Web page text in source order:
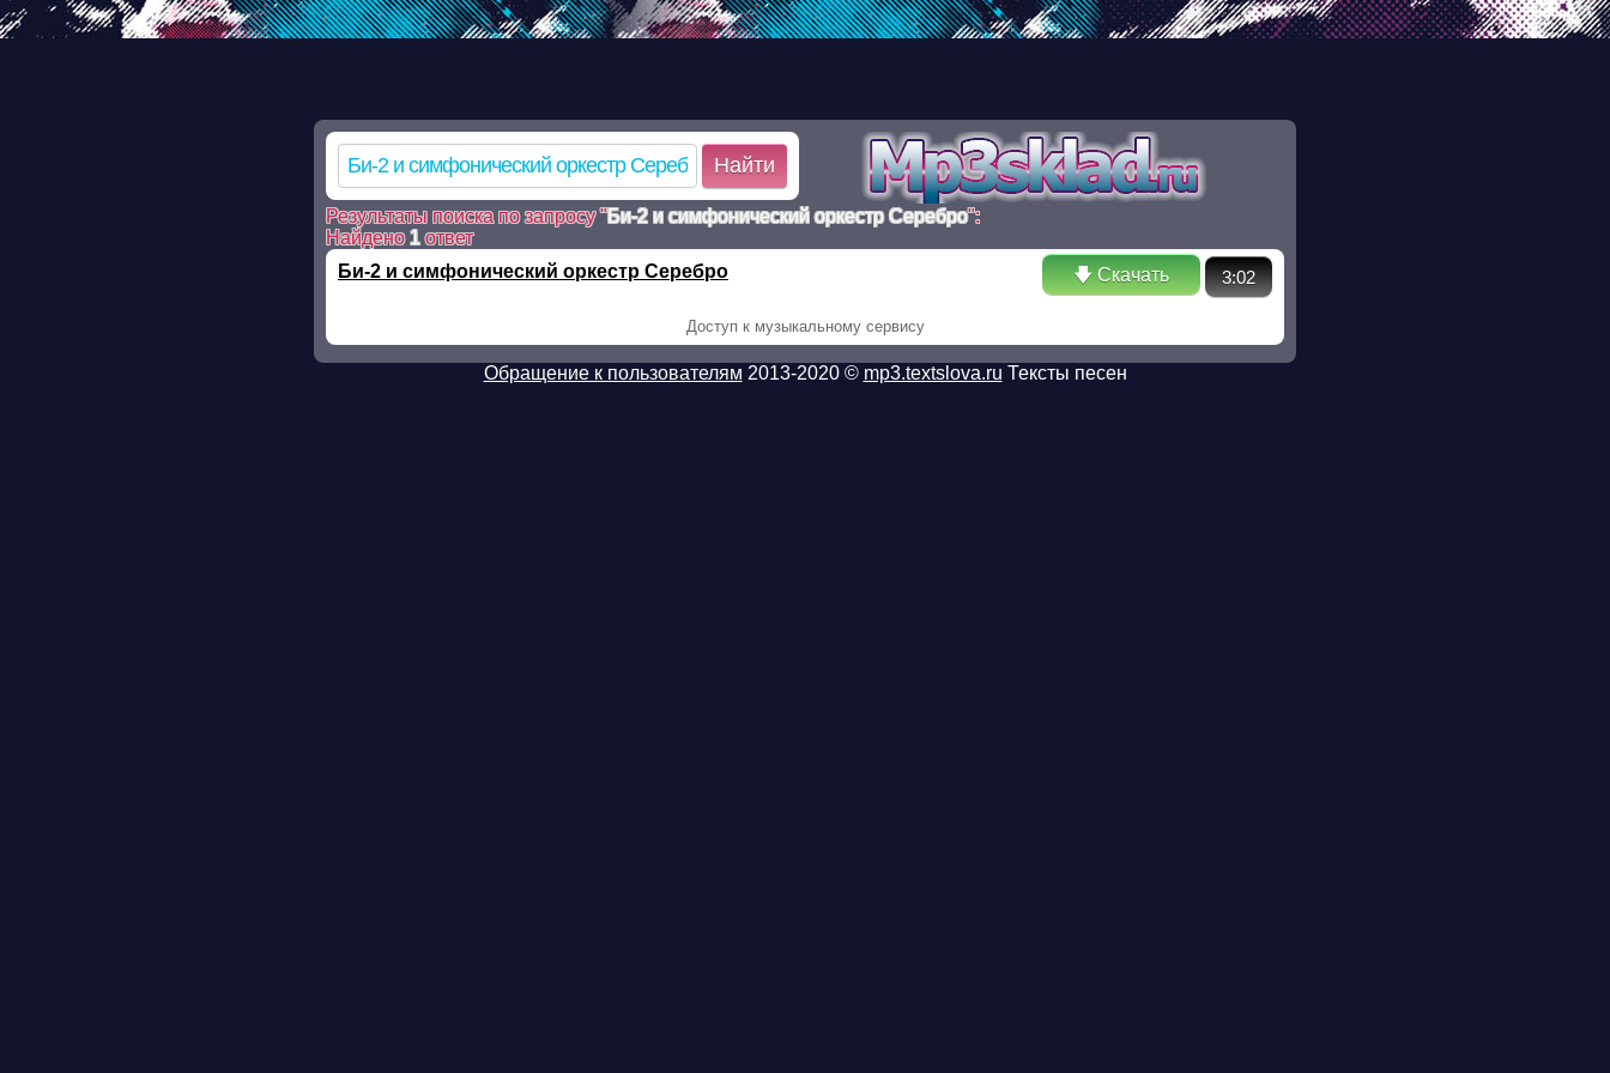
Warning: mkdir(): No such file or directory in /ssd/www/mp3sklad.ru/poisk.php on line 110 Warning: mkdir(): No such file or directory in /ssd/www/mp3sklad.ru/poisk.php on line 110 Warning:
mkdir(): No such file or directory in /ssd/www/mp3sklad.ru/poisk.php on line 110 Warning:
Найти
Результаты поиска по запросу "Би-2 и симфонический оркестр Серебро":
Найдено1ответ
Би-2 и симфонический оркестр Серебро
🡇 Скачать 3:02
Доступ к музыкальному сервису
Обращение к пользователям 2013-2020 © mp3.textslova.ru Тексты песен